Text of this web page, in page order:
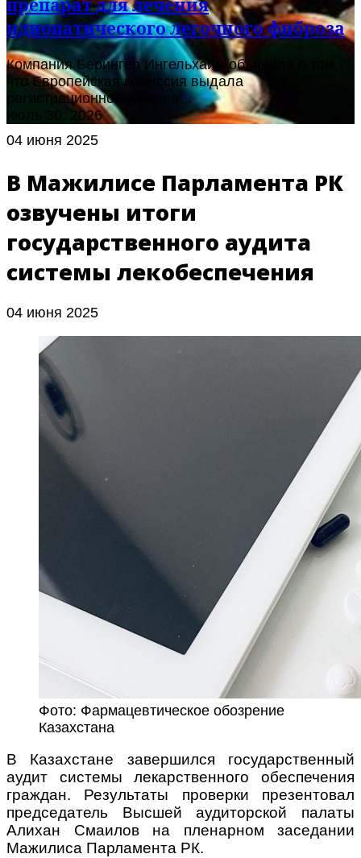
препарат для лечения
идиопатического легочного фиброза
Компания Берингер Ингельхайм объявила о том,
что Европейская комиссия выдала
регистрационное удостов...
июль 30, 2026
04 июня 2025
В Мажилисе Парламента РК
озвучены итоги
государственного аудита
системы лекобеспечения
04 июня 2025
Фото: Фармацевтическое обозрение
Казахстана
В Казахстане завершился государственный
аудит системы лекарственного обеспечения
граждан. Результаты проверки презентовал
председатель Высшей аудиторской палаты
Алихан Смаилов на пленарном заседании
Мажилиса Парламента РК.